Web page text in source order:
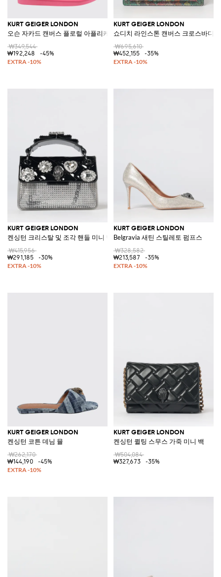
KURT GEIGER LONDON
오슨 자카드 캔버스 플로럴 아플리케 샌들
₩349,544
₩192,248
-45%
KURT GEIGER LONDON
쇼디치 라인스톤 캔버스 크로스바디
₩695,610
₩452,155
-35%
KURT GEIGER LONDON
켄싱턴 크리스탈 및 조각 핸들 미니 백
₩415,956
₩291,185
-30%
KURT GEIGER LONDON
Belgravia 새틴 스틸레토 펌프스
₩328,582
₩213,587
-35%
KURT GEIGER LONDON
켄싱턴 코튼 데님 뮬
₩262,170
₩144,190
-45%
KURT GEIGER LONDON
켄싱턴 퀼팅 스무스 가죽 미니 백
₩504,084
₩327,673
-35%